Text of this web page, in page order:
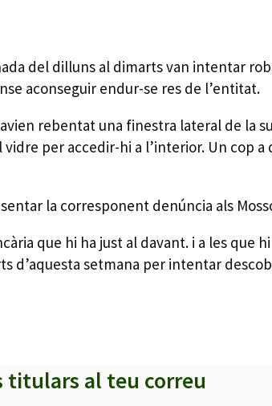
del dilluns al dimarts van intentar
aconseguir endur-se res de l’entitat.
rebentat una finestra lateral de la
per accedir-hi a l’interior. Un cop
la corresponent denúncia als
que hi ha just al davant. i a les que
d’aquesta setmana per intentar
titulars al teu correu